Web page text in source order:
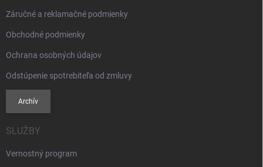
Záručné a reklamačné podmienky
Obchodné podmienky
Ochrana osobných údajov
Odstúpenie spotrebiteľa od zmluvy
Archív
SLUŽBY
Vernostný program